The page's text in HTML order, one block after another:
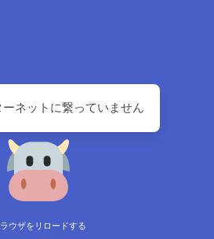
ネットに繋っていません
ウザをリロードする